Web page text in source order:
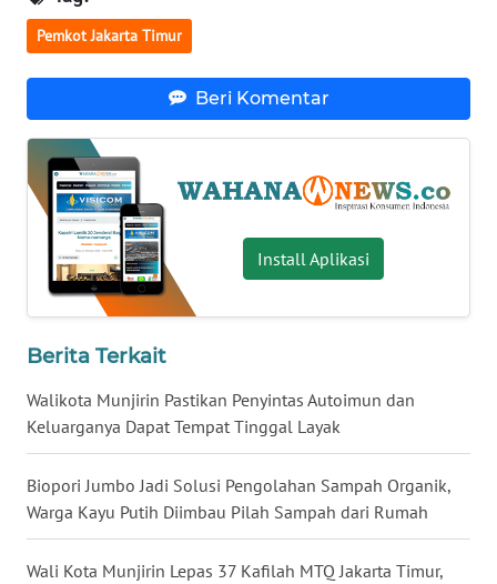
Pemkot Jakarta Timur
Beri Komentar
Install Aplikasi
Berita Terkait
Walikota Munjirin Pastikan Penyintas Autoimun dan
Keluarganya Dapat Tempat Tinggal Layak
Biopori Jumbo Jadi Solusi Pengolahan Sampah Organik,
Warga Kayu Putih Diimbau Pilah Sampah dari Rumah
Wali Kota Munjirin Lepas 37 Kafilah MTQ Jakarta Timur,
WN
NUSANTARA
JOGJA
WN
JATIM
WN
BALI
WN
WN
WN
KALTARA